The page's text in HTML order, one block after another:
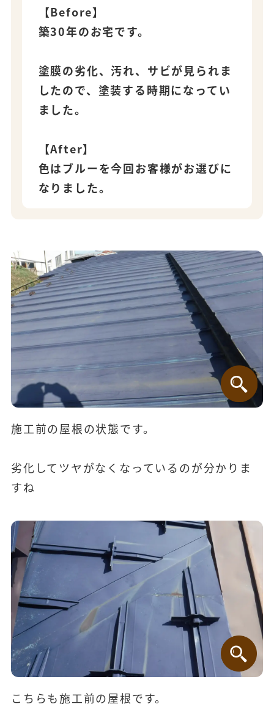
【Before】
築30年のお宅です。
塗膜の劣化、汚れ、サビが見られま
したので、塗装する時期になってい
ました。
【After】
色はブルーを今回お客様がお選びに
なりました。
施工前の屋根の状態です。
劣化してツヤがなくなっているのが分かりま
すね
こちらも施工前の屋根です。